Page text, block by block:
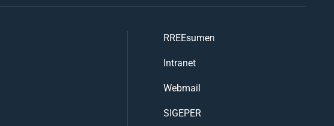
RREEsumen
Intranet
Webmail
SIGEPER